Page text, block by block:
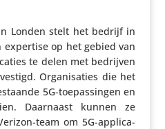
Londen stelt het bedrijf in
op het gebied van
te delen met bedrijven
Orga­ni­sa­ties die het
5G-toepas­singen en
Daarnaast kunnen ze
team om 5G-appli­ca­